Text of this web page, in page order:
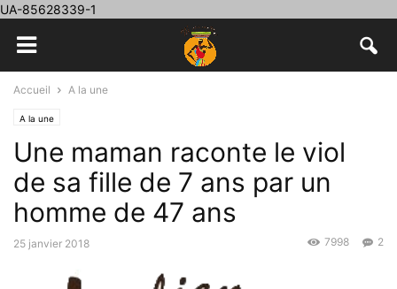
UA-85628339-1
Accueil A la une
A la une
Une maman raconte le viol
de sa fille de 7 ans par un
homme de 47 ans
25 janvier 2018 2
7998